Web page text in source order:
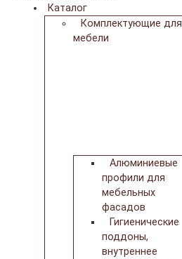
Каталог
Комплектующие для
мебели
Алюминиевые
профили для
мебельных
фасадов
Гигиенические
поддоны,
внутреннее